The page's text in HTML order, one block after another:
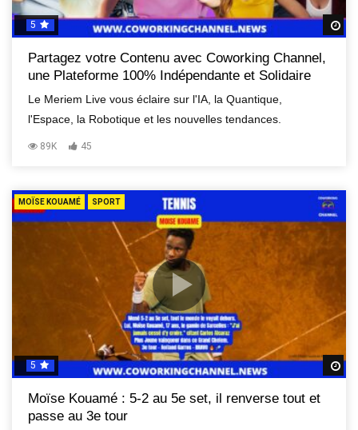
5
Partagez votre Contenu avec Coworking Channel,
une Plateforme 100% Indépendante et Solidaire
Le Meriem Live vous éclaire sur l'IA, la Quantique,
l'Espace, la Robotique et les nouvelles tendances.
89K 45
MOÏSE KOUAMÉ SPORT
5
Moïse Kouamé : 5-2 au 5e set, il renverse tout et
passe au 3e tour